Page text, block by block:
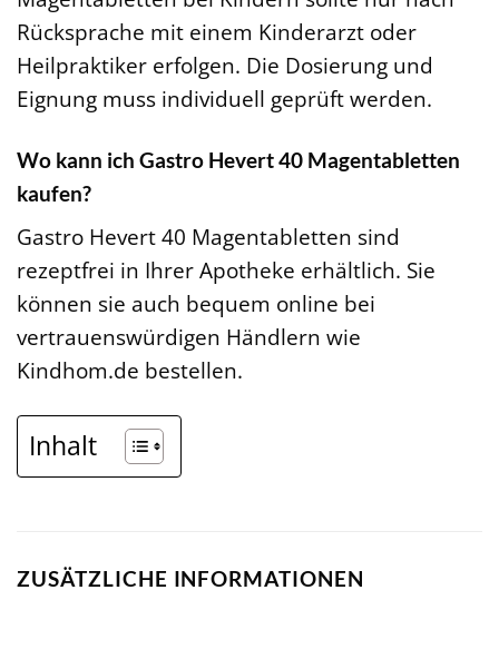
Rücksprache mit einem Kinderarzt oder
Heilpraktiker erfolgen. Die Dosierung und
Eignung muss individuell geprüft werden.
Wo kann ich Gastro Hevert 40 Magentabletten
kaufen?
Gastro Hevert 40 Magentabletten sind
rezeptfrei in Ihrer Apotheke erhältlich. Sie
können sie auch bequem online bei
vertrauenswürdigen Händlern wie
Kindhom.de bestellen.
Inhalt
ZUSÄTZLICHE INFORMATIONEN